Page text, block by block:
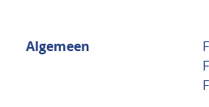
Algemeen